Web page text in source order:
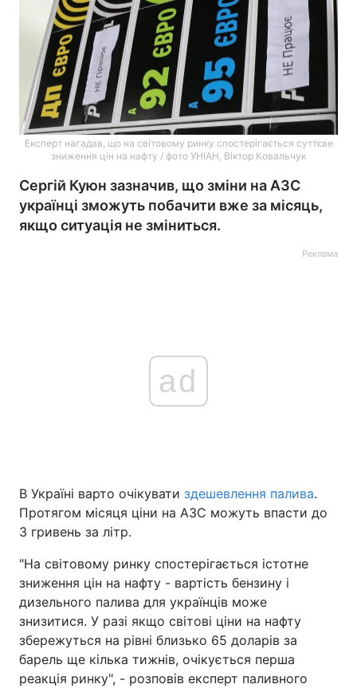
Україна Політика
Спорт Наука
Техно і зв'язок Лайт
Зброя Інциденти
Експерт нагадав, що на світовому ринку спостерігається суттєве
зниження цін на нафту / фото УНІАН, Віктор Ковальчук
Сергій Куюн зазначив, що зміни на АЗС
українці зможуть побачити вже за місяць,
якщо ситуація не зміниться.
Реклама
ad
В Україні варто очікувати здешевлення палива.
Протягом місяця ціни на АЗС можуть впасти до
3 гривень за літр.
"На світовому ринку спостерігається істотне
зниження цін на нафту - вартість бензину і
дизельного палива для українців може
знизитися. У разі якщо світові ціни на нафту
збережуться на рівні близько 65 доларів за
барель ще кілька тижнів, очікується перша
реакція ринку", - розповів експерт паливного